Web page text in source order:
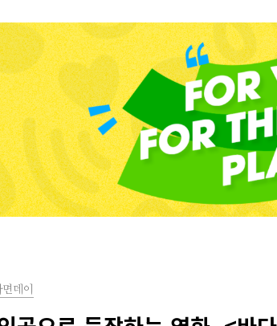
데이